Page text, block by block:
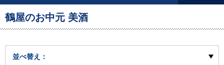
鶴屋のお中元 美酒
並べ替え：